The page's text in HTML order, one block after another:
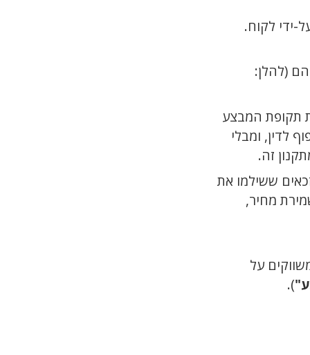
ידי לקוח.
תקופת המבצע
זה.
ששילמו את
מחיר,
על
).